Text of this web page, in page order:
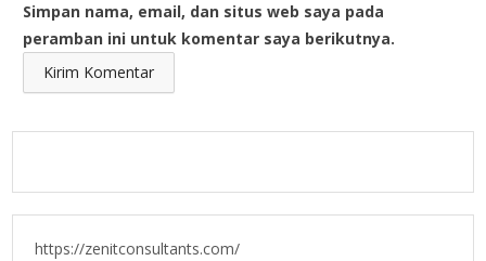
Simpan nama, email, dan situs web saya pada
peramban ini untuk komentar saya berikutnya.
https://zenitconsultants.com/